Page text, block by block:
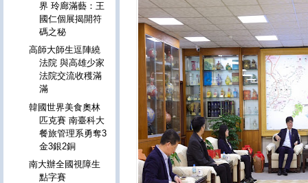
界 玲廊滿藝：王
國仁個展揭開符
碼之秘
高師大師生逗陣繞
法院 與高雄少家
法院交流收穫滿
滿
韓國世界美食奧林
匹克賽 南臺科大
餐旅管理系勇奪3
金3銀2銅
南大辦全國視障生
點字賽